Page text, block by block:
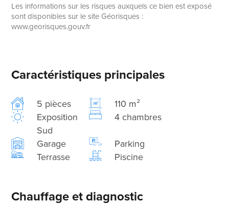
Les informations sur les risques auxquels ce bien est exposé
sont disponibles sur le site Géorisques :
www.georisques.gouv.fr
Caractéristiques principales
5 pièces
110 m²
Exposition
Sud
4 chambres
Garage
Parking
Terrasse
Piscine
Chauffage et diagnostic